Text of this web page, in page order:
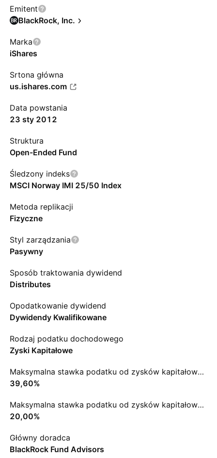
Emitent
BlackRock, Inc.
Marka
iShares
Srtona główna
us.ishares.com
Data powstania
23 sty 2012
Struktura
Open-Ended Fund
Śledzony indeks
MSCI Norway IMI 25/50 Index
Metoda replikacji
Fizyczne
Styl zarządzania
Pasywny
Sposób traktowania dywidend
Distributes
Opodatkowanie dywidend
Dywidendy Kwalifikowane
Rodzaj podatku dochodowego
Zyski Kapitałowe
Maksymalna stawka podatku od zysków kapitałowych ST
39,60%
Maksymalna stawka podatku od zysków kapitałowych LT
20,00%
Główny doradca
BlackRock Fund Advisors